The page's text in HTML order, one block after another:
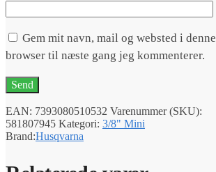
Gem mit navn, mail og websted i denne
browser til næste gang jeg kommenterer.
EAN: 7393080510532 Varenummer (SKU):
581807945 Kategori: 3/8" Mini
Brand:Husqvarna